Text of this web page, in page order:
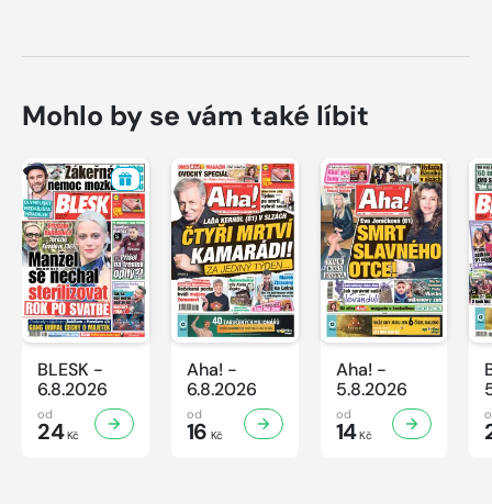
Mohlo by se vám také líbit
BLESK -
6.8.2026
od
24Kč
Aha! -
6.8.2026
od
16 Kč
Aha! -
5.8.2026
od
14Kč